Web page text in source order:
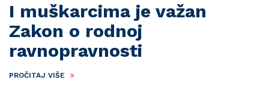
I muškarcima je važan
Zakon o rodnoj
ravnopravnosti
PROČITAJ VIŠE